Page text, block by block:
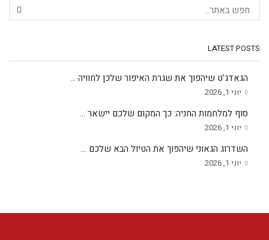
LATEST POSTS
הגאדג’ט שיהפוך את שגרת האיפור שלכן לחוויה ...
יוני 1, 2026
סוף למלחמות החניה: כך המקום שלכם יישאר ...
יוני 1, 2026
השדרוג הגאוני שיהפוך את הטיול הבא שלכם ...
יוני 1, 2026